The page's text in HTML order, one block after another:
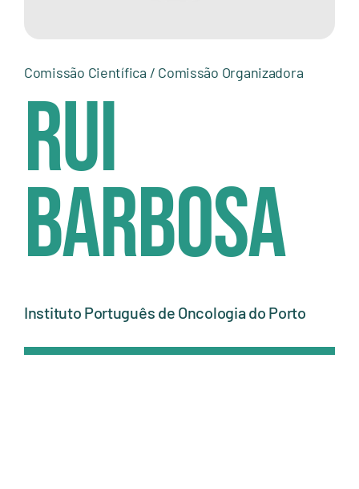
Comissão Científica / Comissão Organizadora
Rui
Barbosa
Instituto Português de Oncologia do Porto